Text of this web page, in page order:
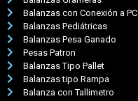
Balanzas con Conexión a PC
Balanzas Pediátricas
Balanzas Pesa Ganado
Pesas Patron
Balanzas Tipo Pallet
Balanzas tipo Rampa
Balanza con Tallimetro